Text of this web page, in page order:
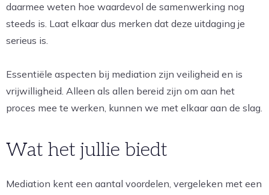
daarmee weten hoe waardevol de samenwerking nog
steeds is. Laat elkaar dus merken dat deze uitdaging je
serieus is.
Essentiële aspecten bij mediation zijn veiligheid en is
vrijwilligheid. Alleen als allen bereid zijn om aan het
proces mee te werken, kunnen we met elkaar aan de slag.
Wat het jullie biedt
Mediation kent een aantal voordelen, vergeleken met een